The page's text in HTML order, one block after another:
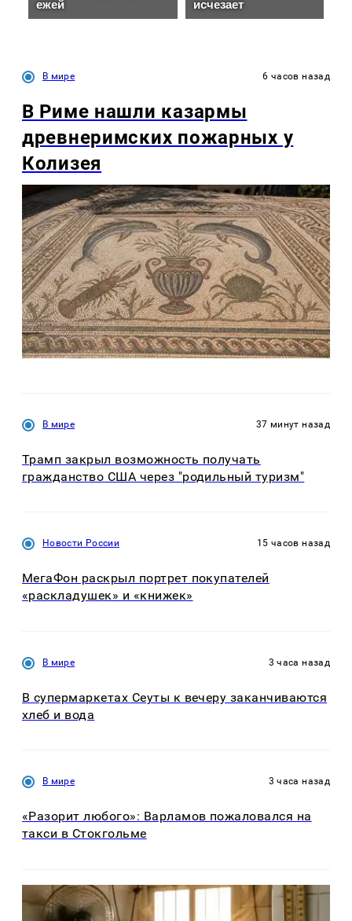
В мире 6 часов назад
В Риме нашли казармы
древнеримских пожарных у
Колизея
В мире 37 минут назад
Трамп закрыл возможность получать
гражданство США через "родильный туризм"
Новости России 15 часов назад
МегаФон раскрыл портрет покупателей
«раскладушек» и «книжек»
В мире 3 часа назад
В супермаркетах Сеуты к вечеру заканчиваются
хлеб и вода
В мире 3 часа назад
«Разорит любого»: Варламов пожаловался на
такси в Стокгольме